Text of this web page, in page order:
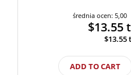
średnia ocen:
$13.55
$13.55
ADD TO CART